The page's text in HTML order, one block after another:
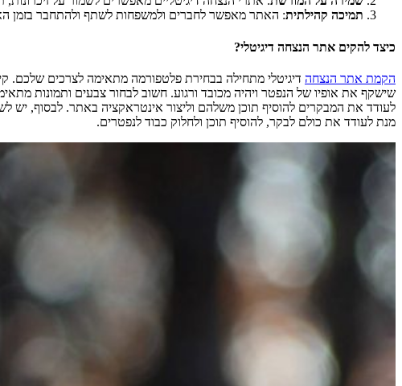
תמיכה קהילתית: האתר מאפשר לחברים ולמשפחות לשתף ולהתחבר בזמן
כיצד להקים אתר הנצחה דיגיטלי?
הקמת אתר הנצחה דיגיטלי מתחילה בבחירת פלטפורמה מתאימה לצרכים שלכם.
שישקף את אופיו של הנפטר ויהיה מכובד ורגוע. חשוב לבחור צבעים ותמונות
לעודד את המבקרים להוסיף תוכן משלהם וליצור אינטראקציה באתר. לבסוף,
מנת לעודד את כולם לבקר, להוסיף תוכן ולחלוק כבוד לנפטרים.